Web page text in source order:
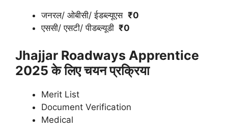
जनरल/ ओबीसी/ ईडब्ल्यूएस ₹0
एससी/ एसटी/ पीडब्ल्यूडी ₹0
Jhajjar Roadways Apprentice
2025 के लिए चयन प्रक्रिया
Merit List
Document Verification
Medical